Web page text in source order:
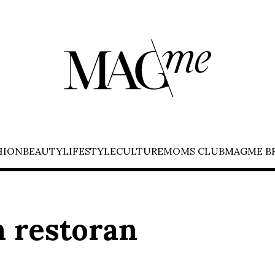
BEAUTYLIFESTYLECULTUREMOMS CLUBMAGME
restoran